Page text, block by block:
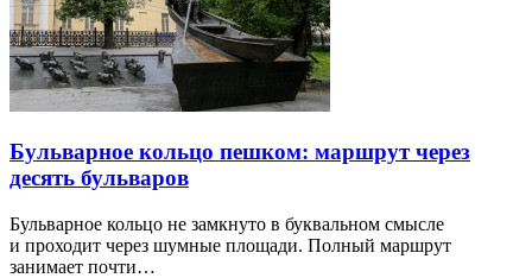
Бульварное кольцо пешком: маршрут через
десять бульваров
Бульварное кольцо не замкнуто в буквальном смысле
и проходит через шумные площади. Полный маршрут
занимает почти…